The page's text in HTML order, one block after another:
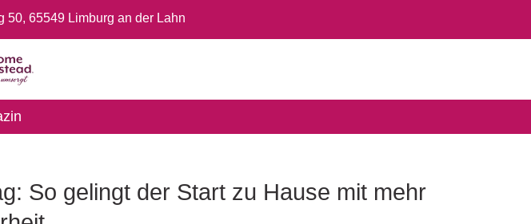
50, 65549 Limburg an der Lahn
So gelingt der Start zu Hause mit mehr